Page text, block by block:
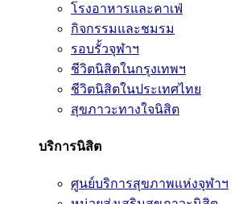
โรงอาหารและคาเฟ่
กิจกรรมและชมรม
รอบรั้วจุฬาฯ
ชีวิตนิสิตในกรุงเทพฯ
ชีวิตนิสิตในประเทศไทย
สุขภาวะทางใจนิสิต
บริการนิสิต
ศูนย์บริการสุขภาพแห่งจุฬาฯ